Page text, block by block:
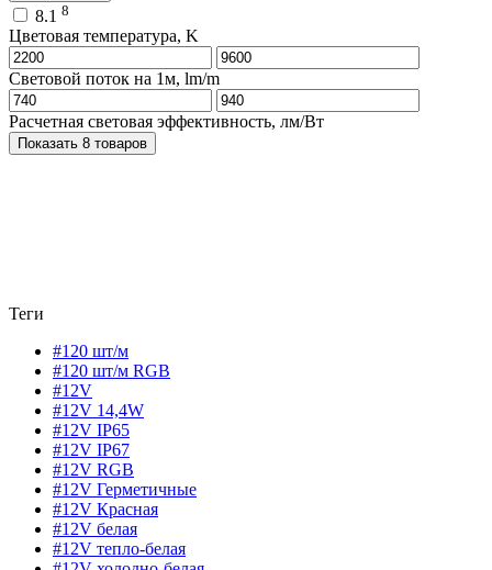
8.1 8
Цветовая температура, K
Световой поток на 1м, lm/m
Расчетная световая эффективность, лм/Вт
Показать 8 товаров
Теги
#120 шт/м
#120 шт/м RGB
#12V
#12V 14,4W
#12V IP65
#12V IP67
#12V RGB
#12V Герметичные
#12V Красная
#12V белая
#12V тепло-белая